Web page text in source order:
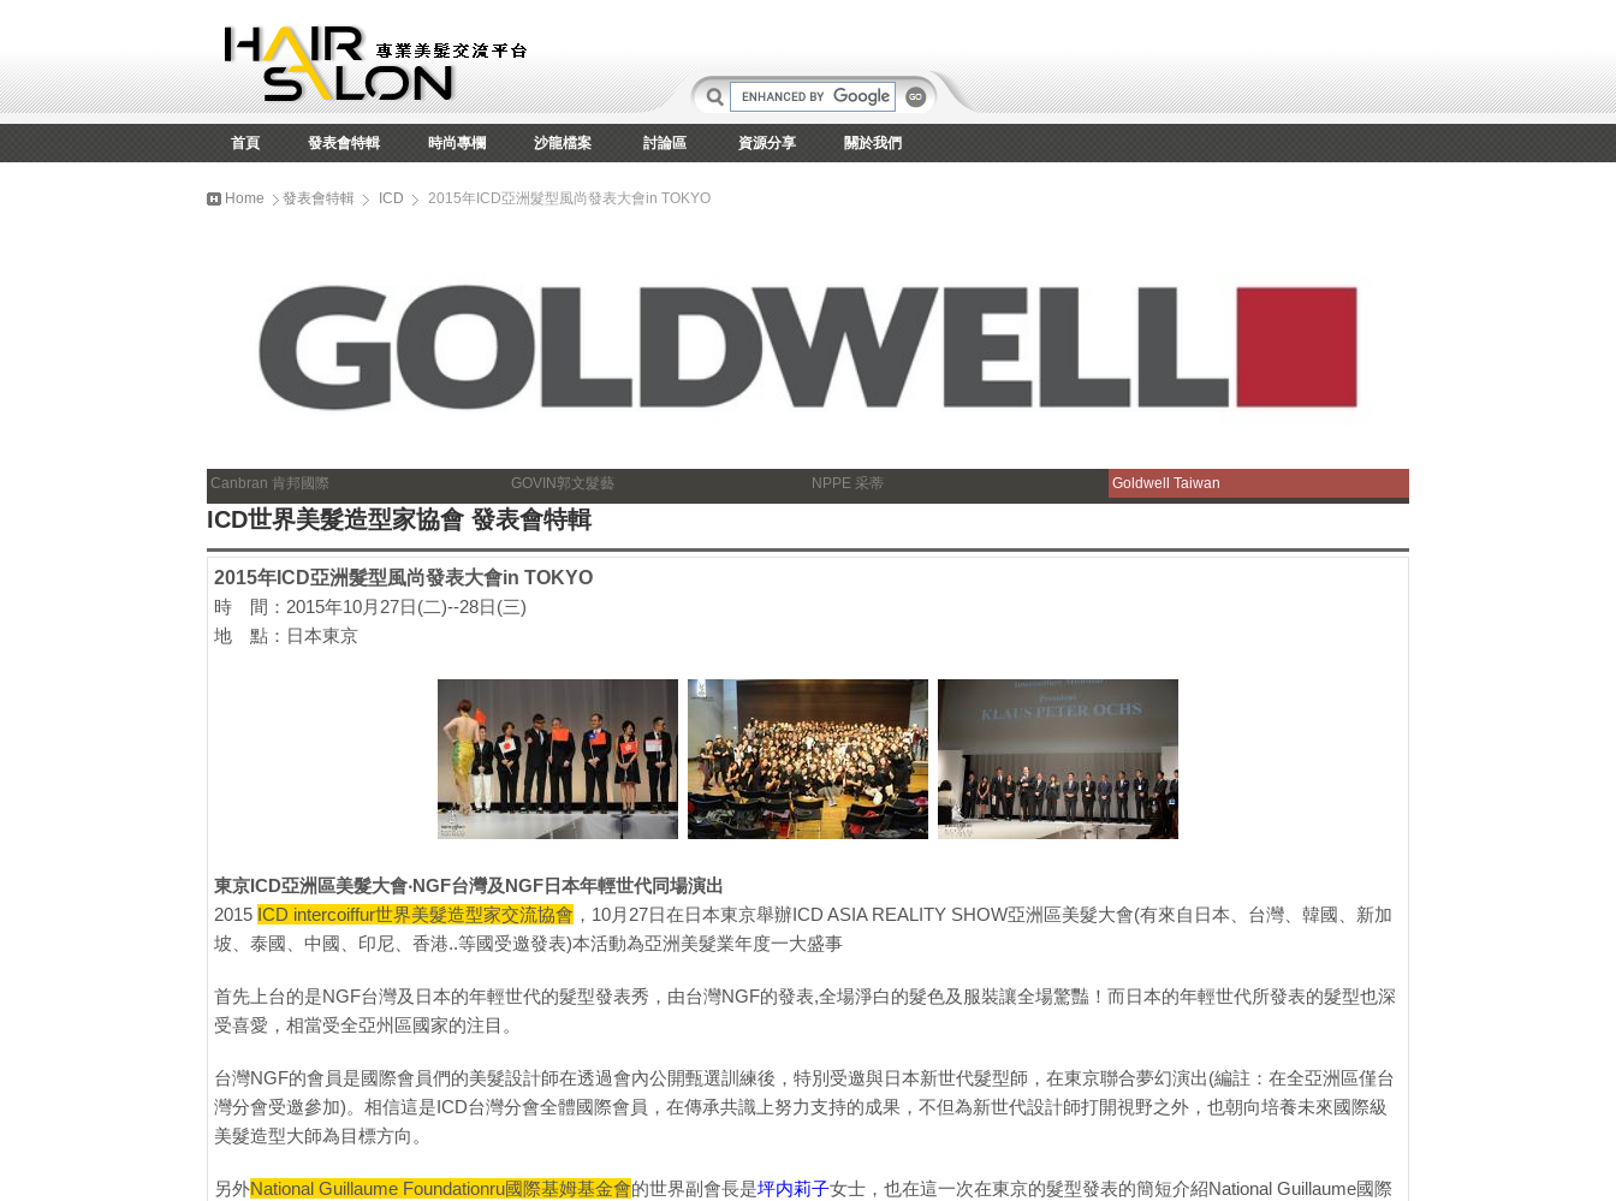
首頁 發表會特輯 時尚專欄 沙龍檔案 討論區 資源分享 關於我們
Home 發表會特輯 ICD 2015年ICD亞洲髮型風尚發表大會in TOKYO
Canbran 肯邦國際 GOVIN郭文髮藝 NPPE 采蒂 Goldwell Taiwan
ICD世界美髮造型家協會 發表會特輯
2015年ICD亞洲髮型風尚發表大會in TOKYO
時 間：2015年10月27日(二)--28日(三)
地 點：日本東京
東京ICD亞洲區美髮大會‧NGF台灣及NGF日本年輕世代同場演出
2015 ICD intercoiffur世界美髮造型家交流協會 ，10月27日在日本東京舉辦ICD ASIA REALITY SHOW亞洲區美髮大會(有來自日本、台灣、韓國、新加
坡、泰國、中國、印尼、香港..等國受邀發表)本活動為亞洲美髮業年度一大盛事
首先上台的是NGF台灣及日本的年輕世代的髮型發表秀，由台灣NGF的發表,全場淨白的髮色及服裝讓全場驚豔！而日本的年輕世代所發表的髮型也深
受喜愛，相當受全亞州區國家的注目。
台灣NGF的會員是國際會員們的美髮設計師在透過會內公開甄選訓練後，特別受邀與日本新世代髮型師，在東京聯合夢幻演出(編註：在全亞洲區僅台
灣分會受邀參加)。相信這是ICD台灣分會全體國際會員，在傳承共識上努力支持的成果，不但為新世代設計師打開視野之外，也朝向培養未來國際級
美髮造型大師為目標方向。
另外National Guillaume Foundationru國際基姆基金會的世界副會長是坪内莉子女士，也在這一次在東京的髮型發表的簡短介紹National Guillaume國際